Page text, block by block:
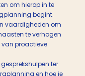
om hierop in te
begint.
vaardigheden om
te verhogen
van proactieve
ter
en hoe je